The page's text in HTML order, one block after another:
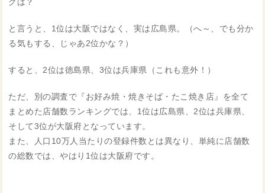
グは？
と言うと、1位は大阪ではなく、実は広島県。（へ～、でも分か
る気もする、じゃあ2位かな？）
すると、2位は徳島県、3位は兵庫県（これも意外！）
ただ、別の調査で『お好み焼・焼きそば・たこ焼き店』を全て
まとめた店舗数ランキングでは、1位は広島県、2位は兵庫県、
そして3位が大阪府となっています。
また、人口10万人当たりの登録件数とは異なり、単純に店舗数
の総数では、やはり1位は大阪府です。